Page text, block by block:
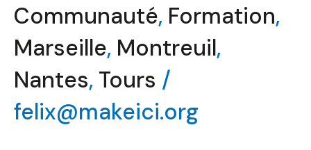
Communauté, Formation,
Marseille, Montreuil,
Nantes, Tours /
felix@makeici.org